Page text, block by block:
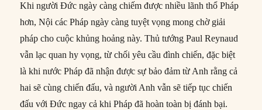
Khi người Đức ngày càng chiếm được nhiều lãnh thổ Pháp
hơn, Nội các Pháp ngày càng tuyệt vọng mong chờ giải
pháp cho cuộc khủng hoảng này. Thủ tướng Paul Reynaud
vẫn lạc quan hy vọng, từ chối yêu cầu đình chiến, đặc biệt
là khi nước Pháp đã nhận được sự bảo đảm từ Anh rằng cả
hai sẽ cùng chiến đấu, và người Anh vẫn sẽ tiếp tục chiến
đấu với Đức ngay cả khi Pháp đã hoàn toàn bị đánh bại.